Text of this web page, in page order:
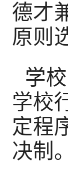
德才
原则
学
学校
定程
决制。